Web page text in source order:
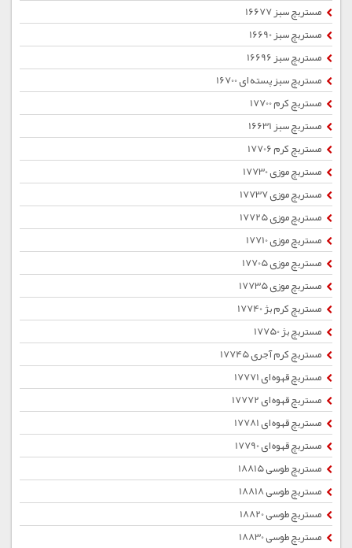
مستربچ سبز 16677
مستربچ سبز 16690
مستربچ سبز 16696
مستربچ سبز پسته ای 16700
مستربچ کرم 17700
مستربچ سبز 16631
مستربچ کرم 17706
مستربچ موزی 17730
مستربچ موزی 17737
مستربچ موزی 17725
مستربچ موزی 17710
مستربچ موزی 17705
مستربچ موزی 17735
مستربچ کرم بژ 17740
مستربچ بژ 17750
مستربچ کرم آجری 17745
مستربچ قهوه ای 17771
مستربچ قهوه ای 17772
مستربچ قهوه ای 17781
مستربچ قهوه ای 17790
مستربچ طوسی 18815
مستربچ طوسی 18818
مستربچ طوسی 18820
مستربچ طوسی 18830